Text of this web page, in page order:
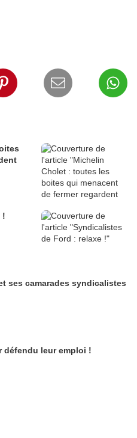
!
ses camarades syndicalistes
défendu leur emploi !